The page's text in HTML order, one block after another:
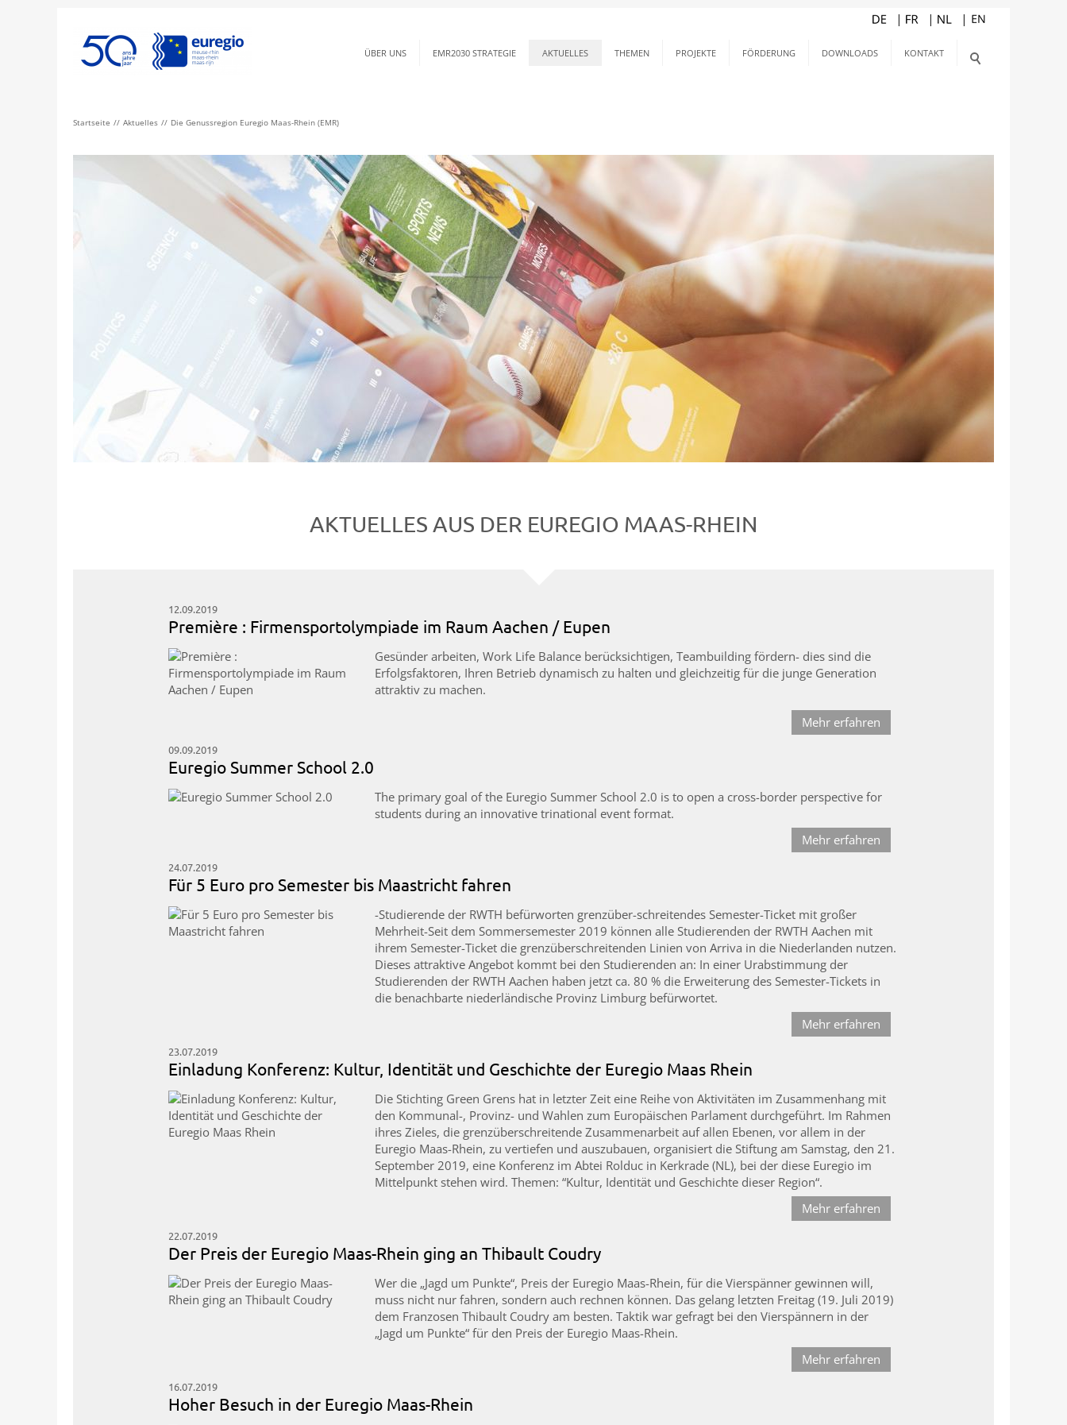
ÜBER UNS EMR2030 STRATEGIE AKTUELLES THEMEN PROJEKTE FÖRDERUNG DOWNLOADS KONTAKT
Startseite Aktuelles Die Genussregion Euregio Maas-Rhein (EMR)
AKTUELLES AUS DER EUREGIO MAAS-RHEIN
12.09.2019
Première : Firmensportolympiade im Raum Aachen / Eupen
Gesünder arbeiten, Work Life Balance berücksichtigen, Teambuilding fördern- dies sind die
Erfolgsfaktoren, Ihren Betrieb dynamisch zu halten und gleichzeitig für die junge Generation
attraktiv zu machen.
Mehr erfahren
09.09.2019
Euregio Summer School 2.0
The primary goal of the Euregio Summer School 2.0 is to open a cross-border perspective for
students during an innovative trinational event format.
Mehr erfahren
24.07.2019
Für 5 Euro pro Semester bis Maastricht fahren
-Studierende der RWTH befürworten grenzüber-schreitendes Semester-Ticket mit großer
Mehrheit-Seit dem Sommersemester 2019 können alle Studierenden der RWTH Aachen mit
ihrem Semester-Ticket die grenzüberschreitenden Linien von Arriva in die Niederlanden nutzen.
Dieses attraktive Angebot kommt bei den Studierenden an: In einer Urabstimmung der
Studierenden der RWTH Aachen haben jetzt ca. 80 % die Erweiterung des Semester-Tickets in
die benachbarte niederländische Provinz Limburg befürwortet.
Mehr erfahren
23.07.2019
Einladung Konferenz: Kultur, Identität und Geschichte der Euregio Maas Rhein
Die Stichting Green Grens hat in letzter Zeit eine Reihe von Aktivitäten im Zusammenhang mit
den Kommunal-, Provinz- und Wahlen zum Europäischen Parlament durchgeführt. Im Rahmen
ihres Zieles, die grenzüberschreitende Zusammenarbeit auf allen Ebenen, vor allem in der
Euregio Maas-Rhein, zu vertiefen und auszubauen, organisiert die Stiftung am Samstag, den 21.
September 2019, eine Konferenz im Abtei Rolduc in Kerkrade (NL), bei der diese Euregio im
Mittelpunkt stehen wird. Themen: “Kultur, Identität und Geschichte dieser Region“.
Mehr erfahren
22.07.2019
Der Preis der Euregio Maas-Rhein ging an Thibault Coudry
Wer die „Jagd um Punkte“, Preis der Euregio Maas-Rhein, für die Vierspänner gewinnen will,
muss nicht nur fahren, sondern auch rechnen können. Das gelang letzten Freitag (19. Juli 2019)
dem Franzosen Thibault Coudry am besten. Taktik war gefragt bei den Vierspännern in der
„Jagd um Punkte“ für den Preis der Euregio Maas-Rhein.
Mehr erfahren
16.07.2019
Hoher Besuch in der Euregio Maas-Rhein